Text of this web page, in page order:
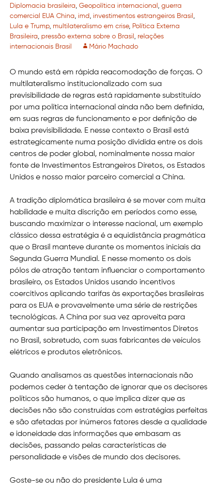
Diplomacia brasileira, Geopolítica internacional , guerra
comercial EUA China, imd , investimentos estrangeiros Brasil ,
Lula e Trump, multilateralismo em crise, Política Externa
Brasileira, pressão externa sobre o Brasil , relações
internacionais Brasil
Mário Machado
O mundo está em rápida reacomodação de forças. O
multilateralismo institucionalizado com sua
previsibilidade de regras está rapidamente substituído
por uma política internacional ainda não bem definida,
em suas regras de funcionamento e por definição de
baixa previsibilidade. E nesse contexto o Brasil está
estrategicamente numa posição dividida entre os dois
centros de poder global, nominalmente nossa maior
fonte de Investimentos Estrangeiros Diretos, os Estados
Unidos e nosso maior parceiro comercial a China.
A tradição diplomática brasileira é se mover com muita
habilidade e muita discrição em períodos como esse,
buscando maximizar o interesse nacional, um exemplo
clássico dessa estratégia é a equidistância pragmática
que o Brasil manteve durante os momentos iniciais da
Segunda Guerra Mundial. E nesse momento os dois
pólos de atração tentam influenciar o comportamento
brasileiro, os Estados Unidos usando incentivos
coercitivos aplicando tarifas às exportações brasileiras
para os EUA e provavelmente uma série de restrições
tecnológicas. A China por sua vez aproveita para
aumentar sua participação em Investimentos Diretos
no Brasil, sobretudo, com suas fabricantes de veículos
elétricos e produtos eletrônicos.
Quando analisamos as questões internacionais não
podemos ceder à tentação de ignorar que os decisores
políticos são humanos, o que implica dizer que as
decisões não são construídas com estratégias perfeitas
e são afetadas por inúmeros fatores desde a qualidade
e idoneidade das informações que embasam as
decisões, passando pelas características de
personalidade e visões de mundo dos decisores.
Goste-se ou não do presidente Lula é uma